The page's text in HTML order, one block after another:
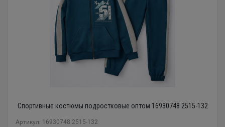
Спортивные костюмы подростковые оптом 16930748 2515-132
Артикул: 16930748 2515-132